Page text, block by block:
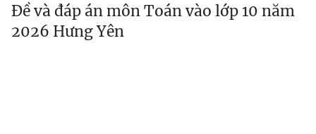
Đề và đáp án môn Toán vào lớp 10 năm
2026 Hưng Yên